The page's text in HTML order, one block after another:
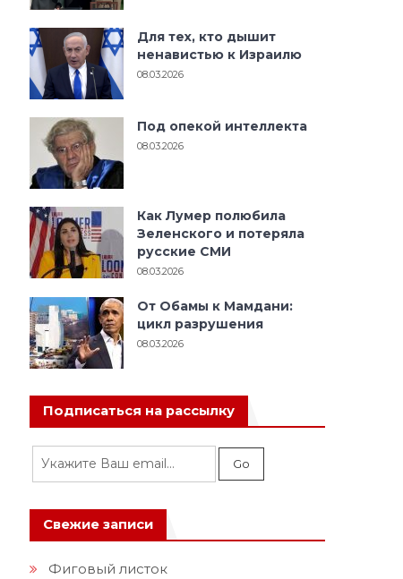
Для тех, кто дышит
ненавистью к Израилю
08.03.2026
Под опекой интеллекта
08.03.2026
Как Лумер полюбила
Зеленского и потеряла
русские СМИ
08.03.2026
От Обамы к Мамдани:
цикл разрушения
08.03.2026
Подписаться на рассылку
Свежие записи
Фиговый листок